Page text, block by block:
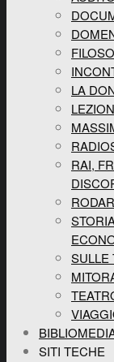
LA
RAI,
SULLE
SITI TECHE